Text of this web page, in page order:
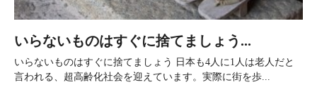
いらないものはすぐに捨てましょう...
いらないものはすぐに捨てましょう 日本も4人に1人は老人だと
言われる、超高齢化社会を迎えています。実際に街を歩...